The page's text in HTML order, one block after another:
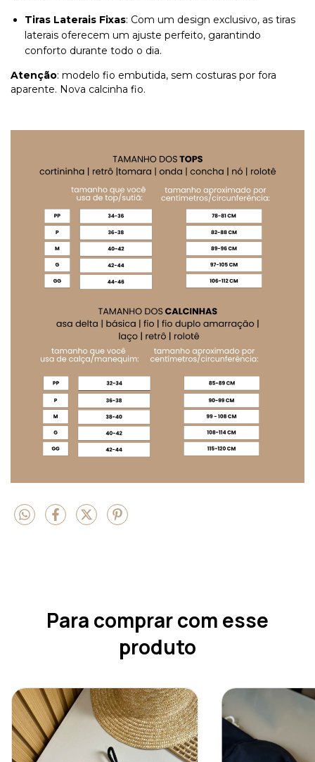
Tiras Laterais Fixas: Com um design exclusivo, as tiras
laterais oferecem um ajuste perfeito, garantindo
conforto durante todo o dia.
Atenção: modelo fio embutida, sem costuras por fora
aparente. Nova calcinha fio.
Para comprar com esse
produto